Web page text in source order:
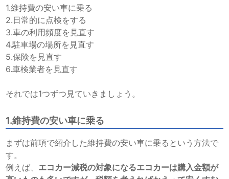
1.維持費の安い車に乗る
2.日常的に点検をする
3.車の利用頻度を見直す
4.駐車場の場所を見直す
5.保険を見直す
6.車検業者を見直す
それでは1つずつ見ていきましょう。
1.維持費の安い車に乗る
まずは前項で紹介した維持費の安い車に乗るという方法で
す。
例えば、 エコカー減税の対象になるエコカーは購入金額が